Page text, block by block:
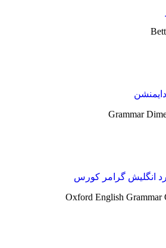
Grammar
انگلیش گرامر کورس
Oxford English Grammar